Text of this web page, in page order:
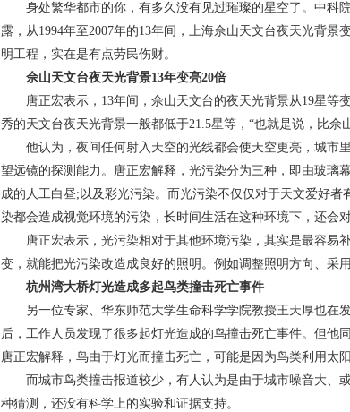
身处繁华都市的你，有多久没有见过璀璨的星空了。中科
露，从1994年至2007年的13年间，上海佘山天文台夜天光背
明工程，实在是有点劳民伤财。
佘山天文台夜天光背景13年变亮20倍
唐正宏表示，13年间，佘山天文台的夜天光背景从19星等
秀的天文台夜天光背景一般都低于21.5星等，“也就是说，比佘
他认为，夜间任何射入天空的光线都会使天空更亮，城市
望远镜的探测能力。唐正宏解释，光污染分为三种，即由玻璃
成的人工白昼;以及彩光污染。而光污染不仅仅对于天文爱好
染都会造成视觉环境的污染，长时间生活在这种环境下，还会
唐正宏表示，光污染相对于其他环境污染，其实是最容易
变，就能把光污染改造成良好的照明。例如调整照明方向、采
杭州湾大桥灯光造成多起鸟类撞击死亡事件
另一位专家、华东师范大学生命科学学院教授王天厚也在
后，工作人员发现了很多起灯光造成的鸟撞击死亡事件。但他
唐正宏解释，鸟由于灯光而撞击死亡，可能是因为鸟类利用太
而城市鸟类撞击报道较少，有人认为是由于城市噪音大、
种猜测，还没有科学上的实验和证据支持。